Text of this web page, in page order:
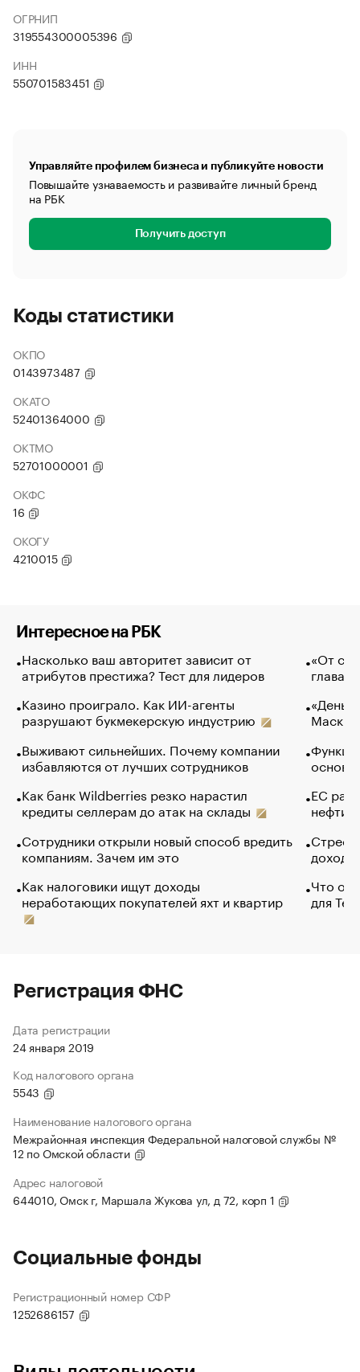
ОГРНИП
319554300005396
ИНН
550701583451
Управляйте профилем бизнеса и публикуйте новости
Повышайте узнаваемость и развивайте личный бренд
на РБК
Получить доступ
Коды статистики
ОКПО
0143973487
ОКАТО
52401364000
ОКТМО
52701000001
ОКФС
16
ОКОГУ
4210015
Интересное на РБК
Насколько ваш авторитет зависит от
атрибутов престижа? Тест для лидеров
Казино проиграло. Как ИИ-агенты
разрушают букмекерскую индустрию
Выживают сильнейших. Почему компании
избавляются от лучших сотрудников
Как банк Wildberries резко нарастил
кредиты селлерам до атак на склады
Сотрудники открыли новый способ вредить
компаниям. Зачем им это
Как налоговики ищут доходы
неработающих покупателей яхт и квартир
«От
глава
Маск в
основ
ЕС
нефти
Что
для
Регистрация ФНС
Дата регистрации
24 января 2019
Код налогового органа
5543
Наименование налогового органа
Межрайонная инспекция Федеральной налоговой службы №
12 по Омской области
Адрес налоговой
644010, Омск г, Маршала Жукова ул, д 72, корп 1
Социальные фонды
Регистрационный номер СФР
1252686157